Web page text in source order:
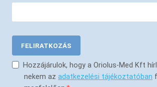
FELIRATKOZÁS
Hozzájárulok, hogy a Oriolus-Med Kft
nekem az adatkezelési tájékoztatóban